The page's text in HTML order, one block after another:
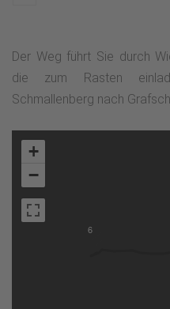
Der Weg führt Sie durch
die zum Rasten
Schmallenberg nach
6
+
−